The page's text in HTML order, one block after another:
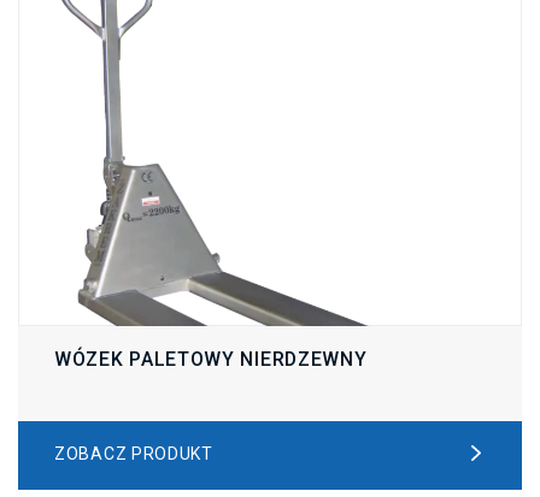
WÓZEK PALETOWY NIERDZEWNY
ZOBACZ PRODUKT